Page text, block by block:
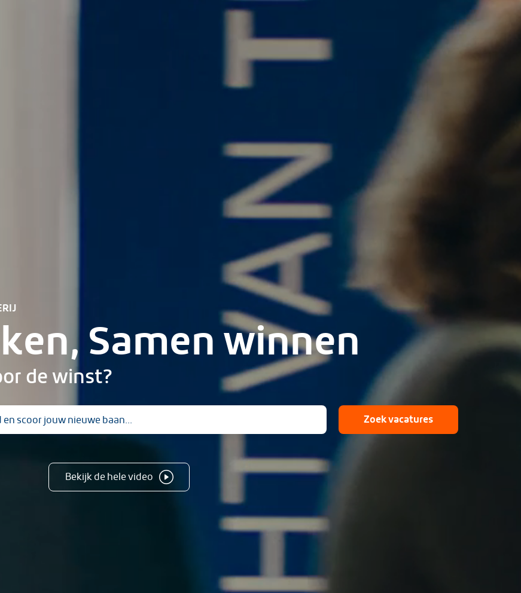
Samen winnen
de winst?
Zoek vacatures
Bekijk de hele video